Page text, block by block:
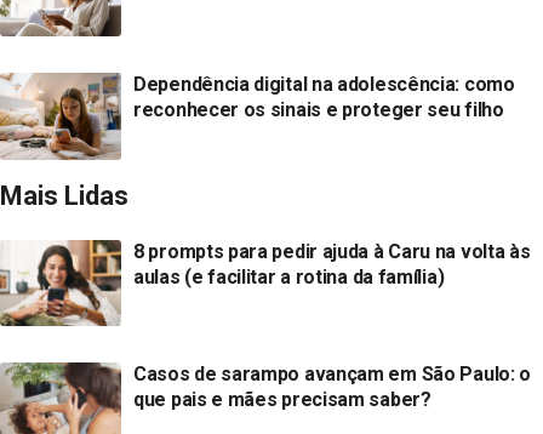
Dependência digital na adolescência: como
reconhecer os sinais e proteger seu filho
Mais Lidas
8 prompts para pedir ajuda à Caru na volta às
aulas (e facilitar a rotina da família)
Casos de sarampo avançam em São Paulo: o
que pais e mães precisam saber?